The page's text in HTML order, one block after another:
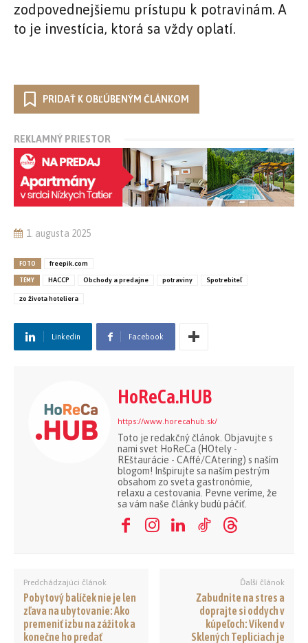
zodpovednejšiemu prístupu k potravinám. A
to je investícia, ktorá sa vždy oplatí.
PRIDAŤ K OBĽÚBENÝM ČLÁNKOM
REKLAMNÝ PRIESTOR
1. augusta 2025
FOTO freepik.com
TÉMY HACCP Obchody a predajne potraviny Spotrebiteľ
zo života hoteliera
Linkedin Facebook
HoReCa.HUB
https://www.horecahub.sk/
Toto je redakčný článok. Objavujte s
nami svet HoReCa (HOtely -
REštaurácie - CAffé/CAtering) s naším
blogom! Inšpirujte sa naším pestrým
obsahom zo sveta gastronómie,
relaxu a cestovania. Pevne veríme, že
sa vám naše články budú páčiť.
Predchádzajúci článok
Pobytový balíček nie je len
zľava na ubytovanie: Ako
premeniť izbu na zážitok a
konečne ho predať
Ďalší článok
Zabudnite na stres a
doprajte si oddych v
kúpeľoch: Víkend v
Sklených Tepliciach je